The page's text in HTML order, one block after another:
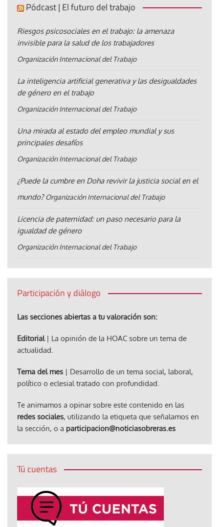
Pódcast | El futuro del trabajo
Riesgos psicosociales en el trabajo: la amenaza
invisible para la salud de los trabajadores
Organización Internacional del Trabajo
La inteligencia artificial generativa y las desigualdades
de género en el trabajo
Organización Internacional del Trabajo
Una mirada al estado del empleo mundial y sus
principales desafíos
Organización Internacional del Trabajo
¿Puede la cumbre en Doha revivir la justicia social en el
mundo? Organización Internacional del Trabajo
Licencia de paternidad: un paso necesario para la
igualdad de género
Organización Internacional del Trabajo
Participación y diálogo
Las secciones abiertas a tu valoración son:
Editorial| La opinión de la HOAC sobre un tema de
actualidad.
Tema del mes | Desarrollo de un tema social, laboral,
político o eclesial tratado con profundidad.
Te animamos a opinar sobre este contenido en las
redes sociales, utilizando la etiqueta que señalamos en
la sección, o a participacion@noticiasobreras.es
Tú cuentas